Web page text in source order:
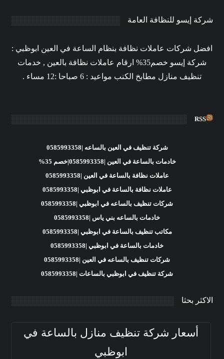
شركة إيسو للنظافة العامة
افضل شركات عاملات نظافة بنظام الساعة في العين ابوظبي :
شركة إيسو خصم35% ارقام عاملات نظافة بالعين , خدمات
تنظيف منازل مطابخ الكنب مواعيد : 6 صباحا :12 مساء .
RSS
شركة تنظيف في العين بالساعه |0585993358
خادمات بالساعة في العين |0585993358|خصم 35%
عاملات نظافة بالساعة في العين |0585993358
عاملات نظافة بالساعة في ابوظبي |0585993358
شركات تنظيف بالساعه في ابوظبي |0585993358
خادمات بالساعه بني ياس |0585993358
مكاتب تنظيف بالساعة في ابوظبي |0585993358
خادمات بالساعة في ابوظبي |0585993358
شركات تنظيف بالساعه في العين |0585993358
شركة تنظيف في ابوظبي بالساعات |0585993358
الاكثر بحثا
أسعار شركة تنظيف منازل بالساعة في
ابوظبي